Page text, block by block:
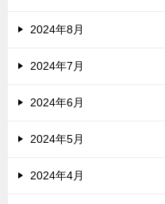
2024年8月
2024年7月
2024年6月
2024年5月
2024年4月